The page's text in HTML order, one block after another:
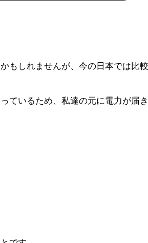
もしれませんが、今の日本では比
ているため、私達の元に電力が届き